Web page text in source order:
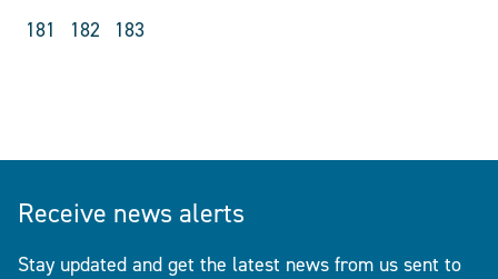
181
182 183
Receive news alerts
Stay updated and get the latest news from us sent to